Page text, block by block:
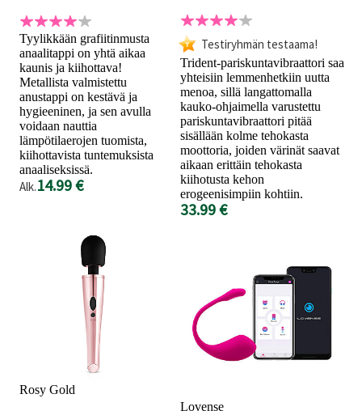
Tyylikkään grafiitinmusta
anaalitappi on yhtä aikaa
kaunis ja kiihottava!
Metallista valmistettu
anustappi on kestävä ja
hygieeninen, ja sen avulla
voidaan nauttia
lämpötilaerojen tuomista,
kiihottavista tuntemuksista
anaaliseksissä.
Alk.14.99 €
Testiryhmän testaama!
Trident-pariskuntavibraattori saa
yhteisiin lemmenhetkiin uutta
menoa, sillä langattomalla
kauko-ohjaimella varustettu
pariskuntavibraattori pitää
sisällään kolme tehokasta
moottoria, joiden värinät saavat
aikaan erittäin tehokasta
kiihotusta kehon
erogeenisimpiin kohtiin.
33.99 €
Rosy Gold
Lovense